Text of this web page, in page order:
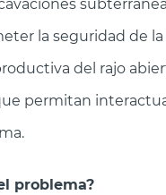
la seguridad de
del rajo
permitan
problema?